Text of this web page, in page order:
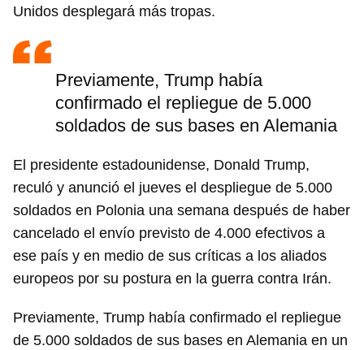
Unidos desplegará más tropas.
Previamente, Trump había
confirmado el repliegue de 5.000
soldados de sus bases en Alemania
El presidente estadounidense, Donald Trump,
reculó y anunció el jueves el despliegue de 5.000
soldados en Polonia una semana después de haber
cancelado el envío previsto de 4.000 efectivos a
ese país y en medio de sus críticas a los aliados
europeos por su postura en la guerra contra Irán.
Previamente, Trump había confirmado el repliegue
de 5.000 soldados de sus bases en Alemania en un